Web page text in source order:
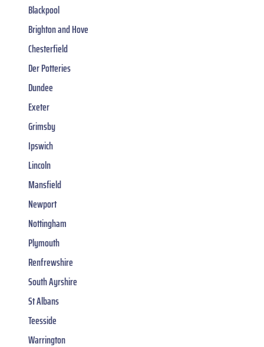
Blackpool
Brighton and Hove
Chesterfield
Der Potteries
Dundee
Exeter
Grimsby
Ipswich
Lincoln
Mansfield
Newport
Nottingham
Plymouth
Renfrewshire
South Ayrshire
St Albans
Teesside
Warrington